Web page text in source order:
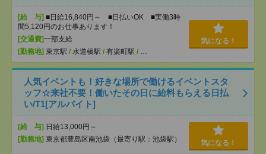
[給 与] ■日給16,840円～ ■日払いOK ■実働3時
間5,120円のお仕事あります！
[交通費]一部支給
[勤務地] 東京駅 / 水道橋駅 / 有楽町駅 / …
気になる！
人気イベントも！好きな場所で働けるイベントスタ
ッフ☆来社不要！働いたその日に給料もらえる日払
い/T1[アルバイト]
[給 与] 日給13,000円～
[勤務地] 東京都豊島区南池袋（最寄り駅：池袋駅） 気になる！